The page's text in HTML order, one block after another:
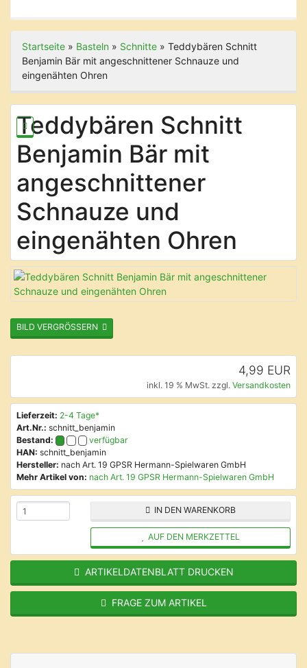
Startseite » Basteln » Schnitte » Teddybären Schnitt
Benjamin Bär mit angeschnittener Schnauze und
eingenähten Ohren
Teddybären Schnitt
Benjamin Bär mit
angeschnittener
Schnauze und
eingenähten Ohren
BILD VERGRÖSSERN
4,99 EUR
inkl. 19 % MwSt. zzgl. Versandkosten
Lieferzeit: 2-4 Tage*
Art.Nr.: schnitt_benjamin
Bestand:
verfügbar
HAN: schnitt_benjamin
Hersteller: nach Art. 19 GPSR Hermann-Spielwaren GmbH
Mehr Artikel von: nach Art. 19 GPSR Hermann-Spielwaren GmbH
IN DEN WARENKORB
AUF DEN MERKZETTEL
ARTIKELDATENBLATT DRUCKEN
FRAGE ZUM ARTIKEL